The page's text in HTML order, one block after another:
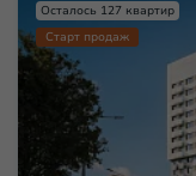
Старт продаж
Осталось 127 квартир